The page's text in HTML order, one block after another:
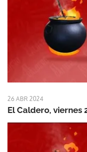
26 ABR 2024
El Caldero, viernes